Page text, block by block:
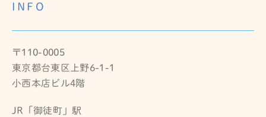
INFO
〒110-0005
東京都台東区上野6-1-1
小西本店ビル4階
JR「御徒町」駅